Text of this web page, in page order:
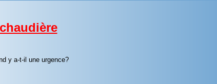
y a-t-il une urgence?